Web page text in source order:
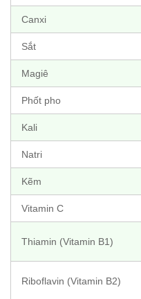
Canxi
Sắt
Magiê
Phốt pho
Kali
Natri
Kẽm
Vitamin C
Thiamin (Vitamin B1)
Riboflavin (Vitamin B2)